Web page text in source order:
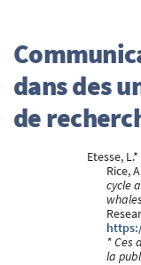
dans des
de
Etesse,
Rice,
cycle
whales
* Ces
la